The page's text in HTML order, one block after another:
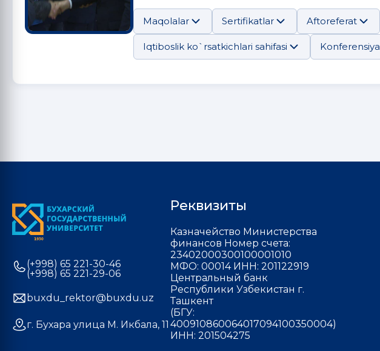
Maqolalar Sertifikatlar Aftoreferat
Iqtiboslik ko`rsatkichlari sahifasi
(+998) 65 221-30-46
(+998) 65 221-29-06
buxdu_rektor@buxdu.uz
г. Бухара улица М. Икбала, 11
Реквизиты
Казначейство Министерства
финансов Номер счета:
23402000300100001010
МФО: 00014 ИНН: 201122919
Центральный банк
Республики Узбекистан г.
Ташкент
(БГУ:
400910860064017094100350004)
ИНН: 201504275